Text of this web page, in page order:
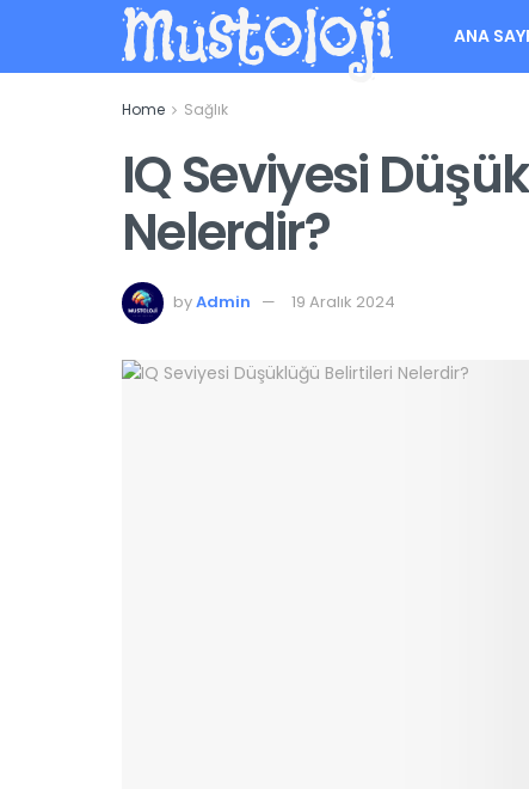
Mustoloji ANA
Home Sağlık
IQ Seviyesi
Nelerdir?
byAdmin 19 Aralık 2024